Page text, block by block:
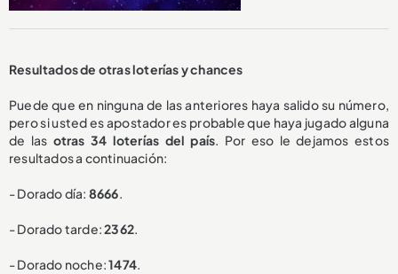
Resultados de otras loterías y chances
Puede que en ninguna de las anteriores haya salido su número,
pero si usted es apostador es probable que haya jugado alguna
de las otras 34 loterías del país. Por eso le dejamos estos
resultados a continuación:
- Dorado día: 8666.
- Dorado tarde:2362.
- Dorado noche:1474.